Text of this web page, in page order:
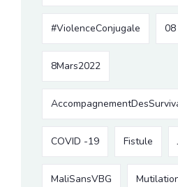
#ViolenceConjugale 08
8Mars2022
COVID -19 Fistule
MaliSansVBG